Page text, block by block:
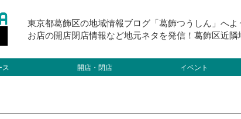
東京都葛飾区の地域情報ブログ「葛飾つうしん」へ
お店の開店閉店情報など地元ネタを発信！葛飾区近隣
ス 開店・閉店 イベント